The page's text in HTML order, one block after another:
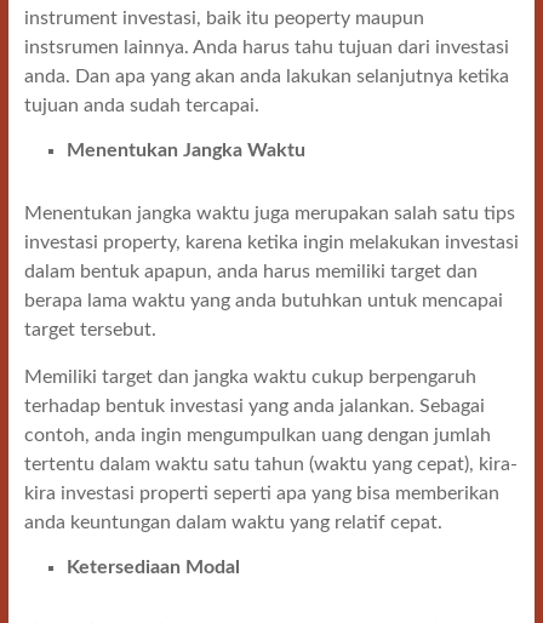
instrument investasi, baik itu peoperty maupun
instsrumen lainnya. Anda harus tahu tujuan dari investasi
anda. Dan apa yang akan anda lakukan selanjutnya ketika
tujuan anda sudah tercapai.
Menentukan Jangka Waktu
Menentukan jangka waktu juga merupakan salah satu tips
investasi property, karena ketika ingin melakukan investasi
dalam bentuk apapun, anda harus memiliki target dan
berapa lama waktu yang anda butuhkan untuk mencapai
target tersebut.
Memiliki target dan jangka waktu cukup berpengaruh
terhadap bentuk investasi yang anda jalankan. Sebagai
contoh, anda ingin mengumpulkan uang dengan jumlah
tertentu dalam waktu satu tahun (waktu yang cepat), kira-
kira investasi properti seperti apa yang bisa memberikan
anda keuntungan dalam waktu yang relatif cepat.
Ketersediaan Modal